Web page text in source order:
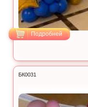
Подробней
БК0031